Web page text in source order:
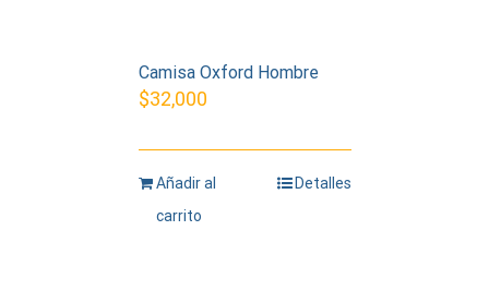
Camisa Oxford Hombre
$32,000
Añadir al
carrito
Detalles